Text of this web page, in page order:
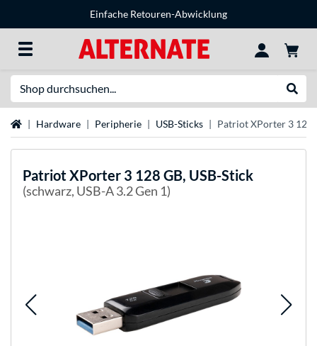
Einfache Retouren-Abwicklung
StartseiteHardware Peripherie USB-Sticks Patriot XPorter 3 128
PatriotXPorter 3 128 GB, USB-Stick
(schwarz, USB-A 3.2 Gen 1)